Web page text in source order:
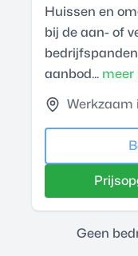
Huissen en
bij de aan- of
aanbod... meer
Werkzaam
Geen